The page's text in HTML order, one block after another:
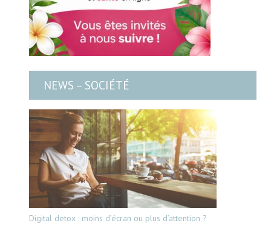
NEWS – SOCIÉTÉ
Digital detox : moins d’écran ou plus d’attention ?